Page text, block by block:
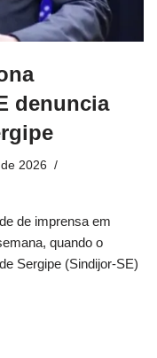
denuncia
2026
de imprensa em
quando o
Sergipe (Sindijor-SE)